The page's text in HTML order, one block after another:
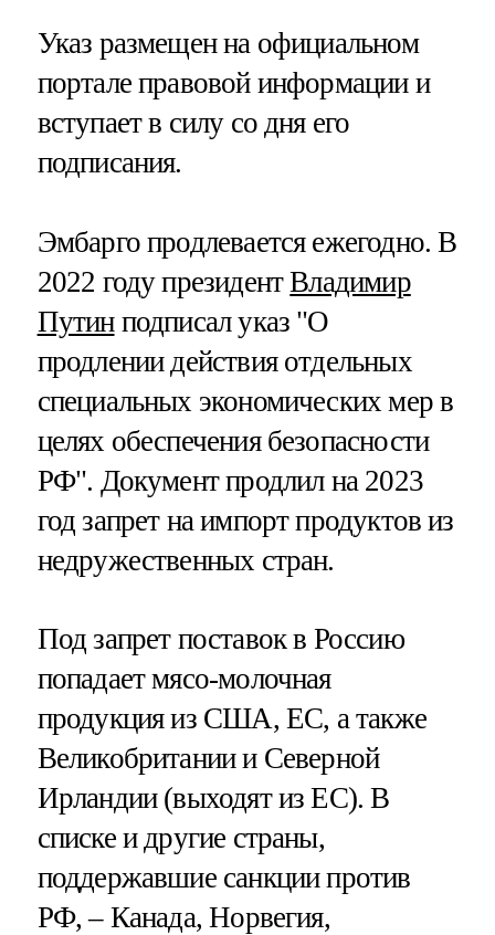
Указ размещен на официальном
портале правовой информации и
вступает в силу со дня его
подписания.
Эмбарго продлевается ежегодно. В
2022 году президентВладимир
Путинподписал указ "О
продлении действия отдельных
специальных экономических мер в
целях обеспечения безопасности
РФ". Документ продлил на 2023
год запрет на импорт продуктов из
недружественных стран.
Под запрет поставок в Россию
попадает мясо-молочная
продукция из США, ЕС, а также
Великобритании и Северной
Ирландии (выходят из ЕС). В
списке и другие страны,
поддержавшие санкции против
РФ, – Канада, Норвегия,